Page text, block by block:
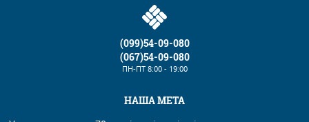
(099)54-09-080
(067)54-09-080
ПН-ПТ8:00 - 19:00
НАША МЕТА